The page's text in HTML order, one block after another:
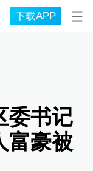
下载APP
委书记
富豪被